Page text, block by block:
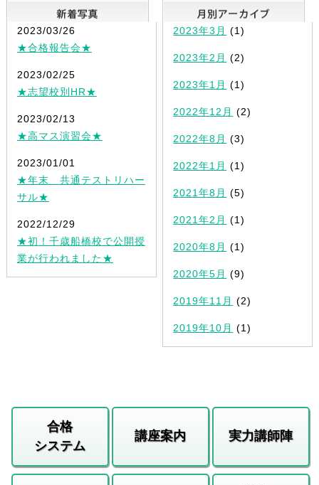
新着写真
2023/03/26
★合格報告会★
2023/02/25
★志望校別HR★
2023/02/13
★高マス演習会★
2023/01/01
★年末 共通テストリハー
サル★
2022/12/29
★初！千歳船橋校で公開授
業が行われました★
2023年3月 (1)
2023年2月 (2)
2023年1月 (1)
2022年12月 (2)
2022年8月 (3)
2022年1月 (1)
2021年8月 (5)
2021年2月 (1)
2020年8月 (1)
2020年5月 (9)
2019年11月 (2)
2019年10月 (1)
合格
システム
講座案内 実力講師陣